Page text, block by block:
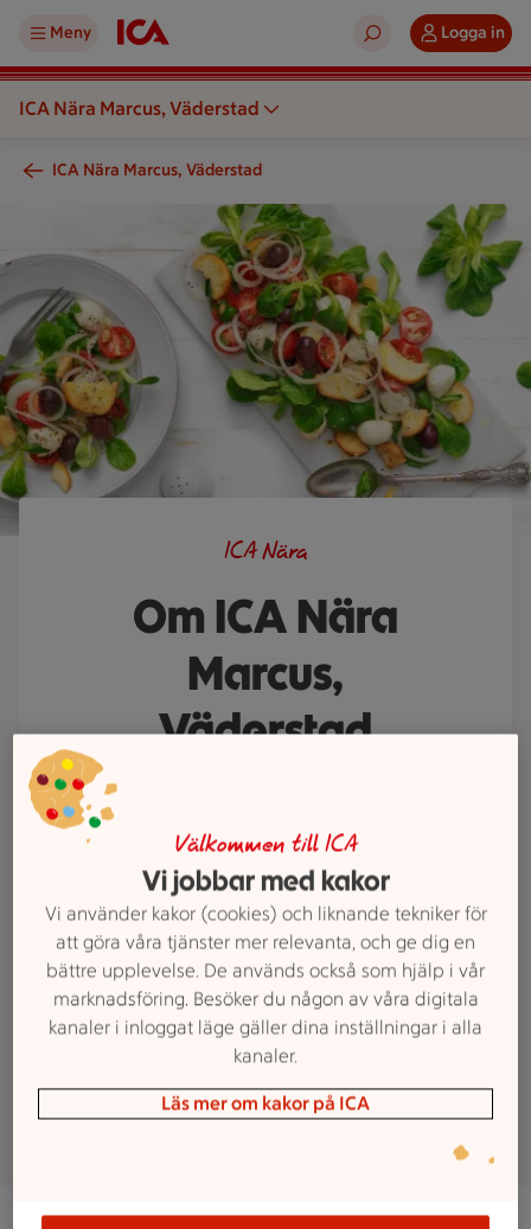
Meny Logga in
ICA Nära Marcus, Väderstad
ICA Nära Marcus, Väderstad
En sallad med grönsaker serveras på en tallrik och ett
Om ICA Nära
Marcus,
Väderstad
ICA Nära
ICA Nära Marcus, Väderstad älskar
god mat och hjälper gärna till med
att visa vägen till dina favoritvaror.
Behöver du ett middagstips eller
saknar du något i våra hyllor? Prata
med oss. Vi finns här för att göra
din vecka lite enklare och mycket
godare.
Närbild på en kund med en välfylld ICA Nära-korg med
Välkommen till ICA
Vi jobbar med kakor
Vi använder kakor (cookies) och liknande tekniker för
att göra våra tjänster mer relevanta, och ge dig en
bättre upplevelse. De används också som hjälp i vår
marknadsföring. Besöker du någon av våra digitala
kanaler i inloggat läge gäller dina inställningar i alla
kanaler.
Läs mer om kakor på ICA